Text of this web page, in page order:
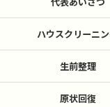
ハウスクリーニ
生前整理
原状回復